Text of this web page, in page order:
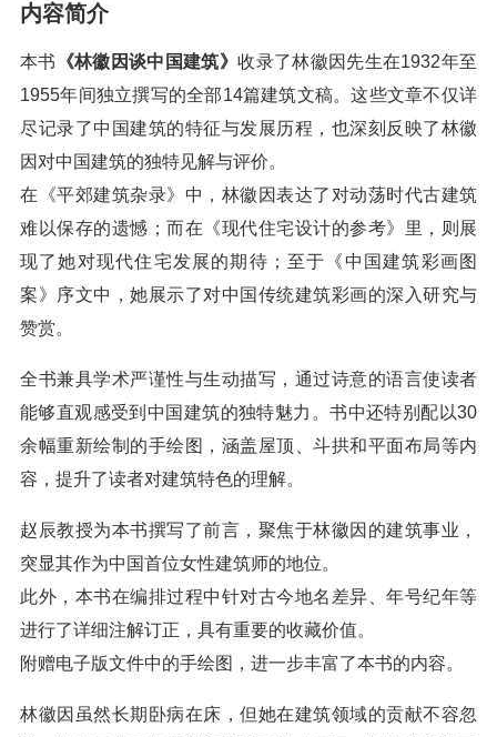
内容简介
本书 《林徽因谈中国建筑》收录了林徽因先生在1932年至
1955年间独立撰写的全部14篇建筑文稿。这些文章不仅详
尽记录了中国建筑的特征与发展历程，也深刻反映了林徽
因对中国建筑的独特见解与评价。
在《平郊建筑杂录》中，林徽因表达了对动荡时代古建筑
难以保存的遗憾；而在《现代住宅设计的参考》里，则展
现了她对现代住宅发展的期待；至于《中国建筑彩画图
案》序文中，她展示了对中国传统建筑彩画的深入研究与
赞赏。
全书兼具学术严谨性与生动描写，通过诗意的语言使读者
能够直观感受到中国建筑的独特魅力。书中还特别配以30
余幅重新绘制的手绘图，涵盖屋顶、斗拱和平面布局等内
容，提升了读者对建筑特色的理解。
赵辰教授为本书撰写了前言，聚焦于林徽因的建筑事业，
突显其作为中国首位女性建筑师的地位。
此外，本书在编排过程中针对古今地名差异、年号纪年等
进行了详细注解订正，具有重要的收藏价值。
附赠电子版文件中的手绘图，进一步丰富了本书的内容。
林徽因虽然长期卧病在床，但她在建筑领域的贡献不容忽